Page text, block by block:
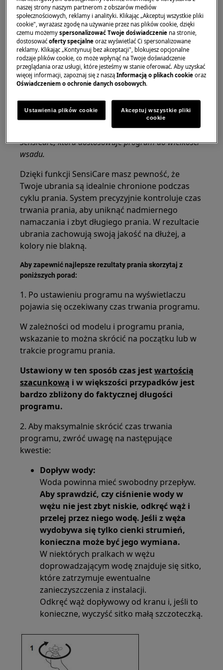
SensiCare- technologia wykrywania załadunku,
która rozpoznaje wielkość wsadu i dostosowuje
program, aby zaoszczędzić do 30% czasu na
każdym cyklu.* Dzięki temu każde pranie jest
precyzyjnie dopasowane do rodzaju i ilości
odzieży.
programu, zużycia wody i energii dla ładunku 1 kg w
porównaniu z maksymalnym załadunkiem w
programie Bawełna 30°C, z wykorzystaniem funkcji
SensiCare, która dostosowuje program do wielkości
wsadu.
Dzięki funkcji SensiCare masz pewność, że
Twoje ubrania są idealnie chronione podczas
cyklu prania. System precyzyjnie kontroluje czas
trwania prania, aby uniknąć nadmiernego
namaczania i zbyt długiego prania. W rezultacie
ubrania zachowują swoją jakość na dłużej, a
kolory nie blakną.
Aby zapewnić najlepsze rezultaty prania skorzytaj z
poniższych porad:
1. Po ustawieniu programu na wyświetlaczu
pojawia się oczekiwany czas trwania programu.
W zależności od modelu i programu prania,
wskazanie to można skrócić na początku lub w
trakcie programu prania.
Ustawiony w ten sposób czas jestwartością
szacunkową i w większości przypadków jest
bardzo zbliżony do faktycznej długości
programu.
2. Aby maksymalnie skrócić czas trwania
programu, zwróć uwagę na następujące
kwestie:
Dopływ wody:
Woda powinna mieć swobodny przepływ.
Aby sprawdzić, czy ciśnienie wody w
wężu nie jest zbyt niskie, odkręć wąż i
przelej przez niego wodę. Jeśli z węża
wydobywa się tylko cienki strumień,
konieczna może być jego wymiana.
W niektórych pralkach w wężu
doprowadzającym wodę znajduje się sitko,
które zatrzymuje ewentualne
zanieczyszczenia z instalacji.
Odkręć wąż dopływowy od kranu i, jeśli to
konieczne, wyczyść sitko małą szczoteczką.
naszej strony naszym partnerom z obszarów mediów
społecznościowych, reklamy i analityki. Klikając „Akceptuj wszystkie pliki
cookie", wyrażasz zgodę na używanie przez nas plików cookie, dzięki
czemu możemyspersonalizować Twoje doświadczenie na stronie,
dostosowaćoferty specjalne oraz wyświetlać Ci spersonalizowane
reklamy. Klikając „Kontynuuj bez akceptacji", blokujesz opcjonalne
rodzaje plików cookie, co może wpłynąć na Twoje doświadczenie
przeglądania oraz usługi, które jesteśmy w stanie oferować. Aby uzyskać
więcej informacji, zapoznaj się z nasząInformacją o plikach cookie oraz
Oświadczeniem o ochronie danych osobowych.
Ustawienia plików cookie
Akceptuj wszystkie pliki
cookie